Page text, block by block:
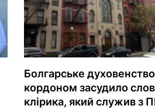
Болгарське
кордоном засудило
клірика, який служив з